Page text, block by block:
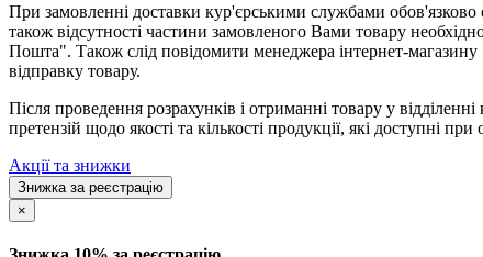
При замовленні доставки кур'єрськими службами обов'язково
також відсутності частини замовленого Вами товару
Пошта". Також слід повідомити менеджера інтернет-
відправку товару.
Після проведення розрахунків і отриманні товару у
претензій щодо якості та кількості продукції, які доступні при
Акції та знижки
Знижка за реєстрацію
×